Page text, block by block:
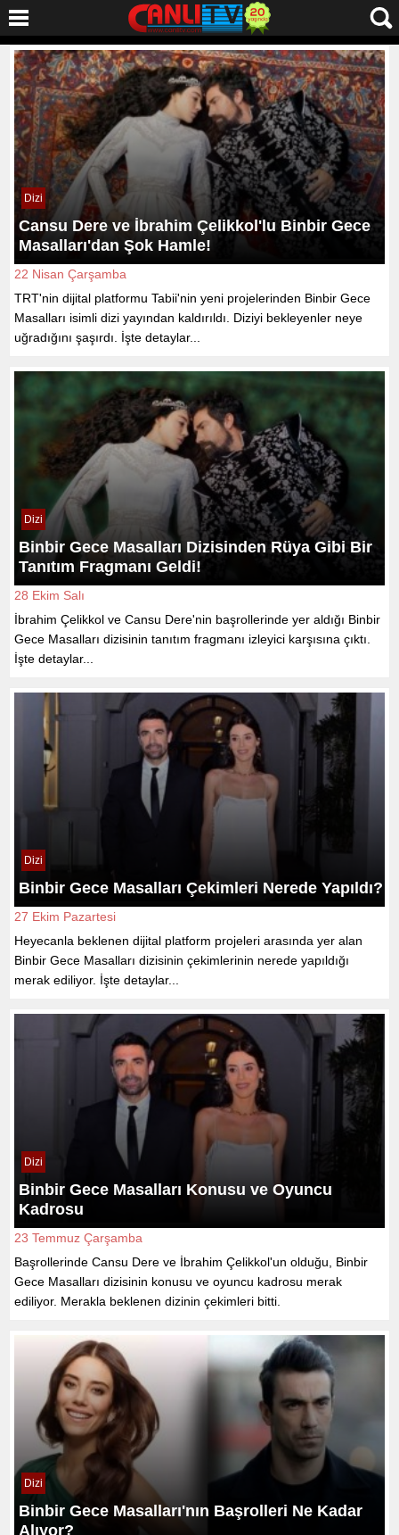
Dizi
Cansu Dere ve İbrahim Çelikkol'lu Binbir Gece
Masalları'dan Şok Hamle!
22 Nisan Çarşamba
TRT'nin dijital platformu Tabii'nin yeni projelerinden Binbir Gece
Masalları isimli dizi yayından kaldırıldı. Diziyi bekleyenler neye
uğradığını şaşırdı. İşte detaylar...
Dizi
Binbir Gece Masalları Dizisinden Rüya Gibi Bir
Tanıtım Fragmanı Geldi!
28 Ekim Salı
İbrahim Çelikkol ve Cansu Dere'nin başrollerinde yer aldığı Binbir
Gece Masalları dizisinin tanıtım fragmanı izleyici karşısına çıktı.
İşte detaylar...
Dizi
Binbir Gece Masalları Çekimleri Nerede Yapıldı?
27 Ekim Pazartesi
Heyecanla beklenen dijital platform projeleri arasında yer alan
Binbir Gece Masalları dizisinin çekimlerinin nerede yapıldığı
merak ediliyor. İşte detaylar...
Dizi
Binbir Gece Masalları Konusu ve Oyuncu
Kadrosu
23 Temmuz Çarşamba
Başrollerinde Cansu Dere ve İbrahim Çelikkol'un olduğu, Binbir
Gece Masalları dizisinin konusu ve oyuncu kadrosu merak
ediliyor. Merakla beklenen dizinin çekimleri bitti.
Dizi
Binbir Gece Masalları'nın Başrolleri Ne Kadar
Alıyor?